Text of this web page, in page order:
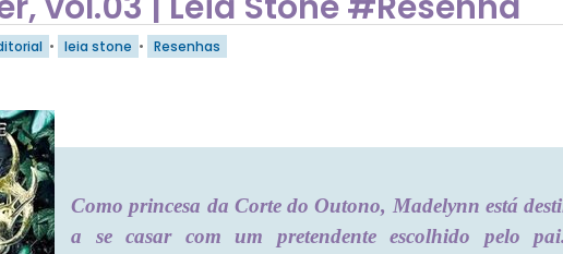
• leia stone • Resenhas
Como princesa da Corte do Outono, Madelynn está
a se casar com um pretendente escolhido pelo